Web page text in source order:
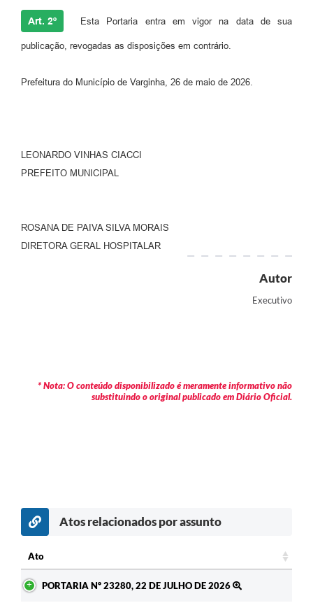
Art. 2º Esta Portaria entra em vigor na data de sua
publicação, revogadas as disposições em contrário.
Prefeitura do Município de Varginha, 26 de maio de 2026.
LEONARDO VINHAS CIACCI
PREFEITO MUNICIPAL
ROSANA DE PAIVA SILVA MORAIS
DIRETORA GERAL HOSPITALAR
Autor
Executivo
* Nota: O conteúdo disponibilizado é meramente informativo não
substituindo o original publicado em Diário Oficial.
Atos relacionados por assunto
Ato
PORTARIA Nº 23280, 22 DE JULHO DE 2026